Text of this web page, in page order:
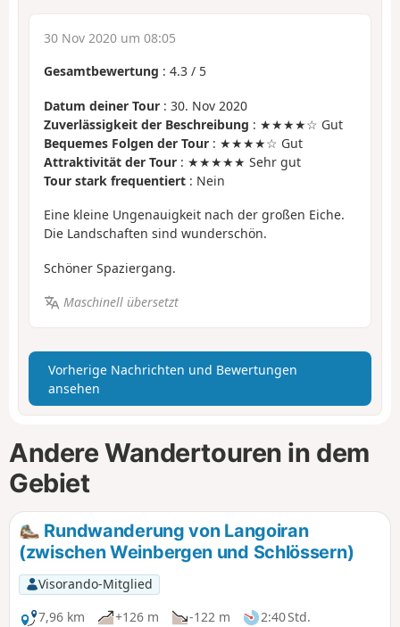
30 Nov 2020 um 08:05
Gesamtbewertung : 4.3 / 5
Datum deiner Tour : 30. Nov 2020
Zuverlässigkeit der Beschreibung : ★★★★☆ Gut
Bequemes Folgen der Tour : ★★★★☆ Gut
Attraktivität der Tour : ★★★★★ Sehr gut
Tour stark frequentiert : Nein
Eine kleine Ungenauigkeit nach der großen Eiche.
Die Landschaften sind wunderschön.
Schöner Spaziergang.
Maschinell übersetzt
Vorherige Nachrichten und Bewertungen
ansehen
Andere Wandertouren in dem
Gebiet
Rundwanderung von Langoiran
(zwischen Weinbergen und Schlössern)
Visorando-Mitglied
7,96 km
+126 m -122 m
2:40 Std.